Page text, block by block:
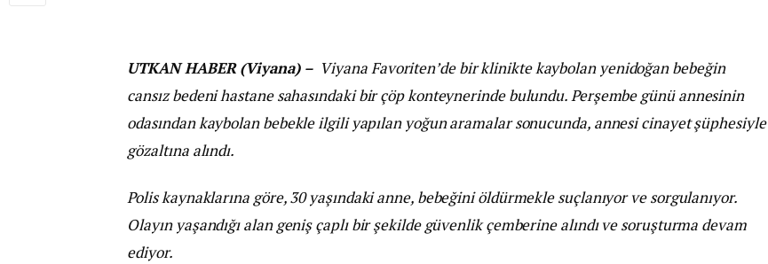
UTKAN HABER (Viyana) – Viyana Favoriten’de bir klinikte kaybolan yenidoğan bebeğin
cansız bedeni hastane sahasındaki bir çöp konteynerinde bulundu. Perşembe günü annesinin
odasından kaybolan bebekle ilgili yapılan yoğun aramalar sonucunda, annesi cinayet şüphesiyle
gözaltına alındı.
Polis kaynaklarına göre, 30 yaşındaki anne, bebeğini öldürmekle suçlanıyor ve sorgulanıyor.
Olayın yaşandığı alan geniş çaplı bir şekilde güvenlik çemberine alındı ve soruşturma devam
ediyor.